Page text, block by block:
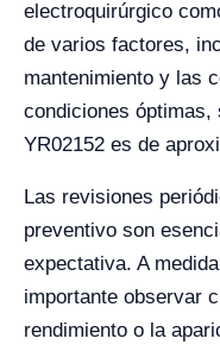
electroquirúrgico
de varios factores,
mantenimiento y las
condiciones óptimas,
YR02152 es de
Las revisiones
preventivo son
expectativa. A
importante observar
rendimiento o la